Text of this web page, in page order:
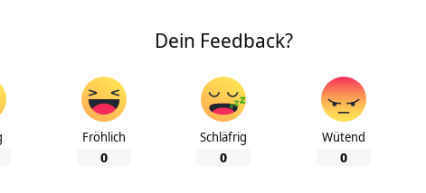
Dein Feedback?
Fröhlich
0
Schläfrig
0
Wütend
0